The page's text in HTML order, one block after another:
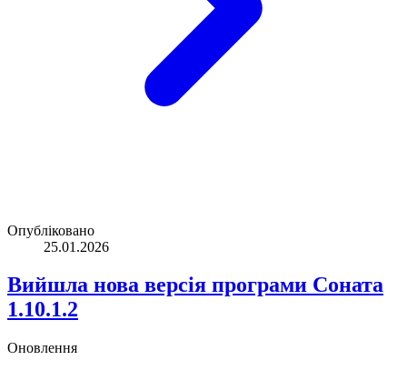
Опубліковано
25.01.2026
Вийшла нова версія програми Соната
1.10.1.2
Оновлення